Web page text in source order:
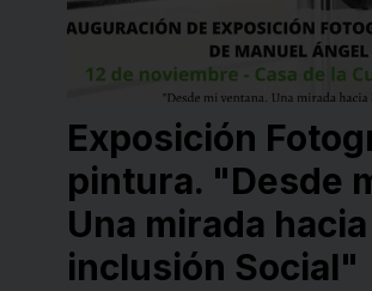
Exposición
pintura. "Desde
Una mirada
inclusión Social"